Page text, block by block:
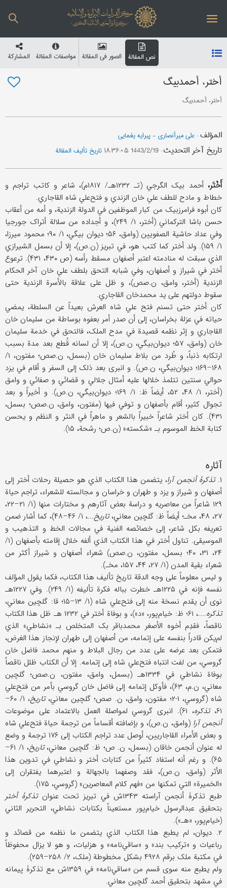
نص المقالة الصور في المقالة مواصفات المقالة المشارکة
أختر، أحمدبیگ
أختر، أحمدبیگ
المؤلف: علي میرأنصاري -پیرایه یغمایی
تاریخ آخر التحدیث: 1443/2/19 ۱۸:۳۶:۰۵ تاریخ تألیف المقالة
أَخْتَر،
أحمد بیک الگرجي (تـ ۱۲۳۲هـ/ ۱۸۱۷م)، شاعر و کاتب تراجم و
خطاط و مادح للطف علي خان الزندي و فتح‌علي شاه القاجاري.
کان أبوه فرامرزبیک من کبار الموظفین في الدولة الزندیة، و أمه من أعقاب
حسن باشا الترکماني (أختر، ۱/ ۲۴۹)، و أجداده من سلالة أتراک جورجیا
وفي عداد حاشیة الصفویین (وامق، ۵۶؛ دیوان بیگي، ۱/ ۹۰؛ محمود میرزا،
۱/ ۱۵۹). ولد أختر کما کتب هو، في تبریز (ن.ص)، إلا أن بسمل الشیرازي
الذي سبقت له منادمته اعتبر أصفهان مسقط رأسه (ص ۴۳۰، ۴۳۱). ترعوع
أختر في شیراز و أصفهان، وفي شبابه التحق بلطف علي خان آخر الحکام
الزندیة (أختر، وامق، ن.صص)، و ظل علی علاقة بالأسرة الزندیة حتی
سقوط دولتهم علی ید محمدخان القاجاري.
کان أختر حتی تسنم فتح علي شاه العرش بعیداً عن السلطة، یمضي
حیاته في عزلة بخراسان، إلی أن صدر أمر بعفوه بوساطة من سلیمان خان
القاجاري و إثر نظمه قصیدة في مدح الملک، فالتحق في خدمة سلیمان
خان (وامق، ۵۷؛ دیوان‌بیگي، ن.ص)، إلا أن لسانه قُطع بعد مدة بسبب
ارتکابه ذنباً، و طُرد من بلاط سلیمان خان (بسمل، ن.صص؛ مفتون، ۱/
۱۶۸–۱۶۹؛ دیوان‌بیگي، ن.ص). و انبری بعد ذلک إلی السفر و أقام في یزد
حوالي سنتین تتلمذ خلالها علیه أمثال جلالي و قضائي و صفائي و وامق
(أختر، ۱/ ۴۸، ۵۲، أیضاً ظ: ۱/ ۱۶۹؛ دیوان‌بیگي، ن.ص). و أخیراً و بعد
تجوال کثیر، أقام بأصفهان و توفي فیها (مفتون، وامق، ن.صص؛ بسمل،
۴۳۱). کان أختر شاعراً خبیراً بالشعر و ماهراً في النثر و النظم و یحسن
کتابة الخط الموسوم بـ «شکسته» (ن.ص؛ رشحة، ۱۵).
آثاره
۱. تذکرۀ أنجمن آرا، یتضمن هذا الکتاب الذي هو حصیلة رحلات أختر إلی
أصفهان و شیراز و یزد و طهران و خراسان و مجالسته للشعراء، تراجم حیاة
۱۲۹ شاعراً من معاصریه و دراسة بعض آثارهم و مختارات منها (۱/ ۲۱–۲۲،
۲۷، ۴۸، مخـ؛ أیضاً ظ: گلچین معاني،
تاریخ
...، ۱/ ۴۶–۴۸)، کما أشار ضمن
تعریفه بکل شاعر، إلی خصائصه الفنیة في مجالات الخط و التذهیب و
الموسیقی. تناول أختر في هذا الکتاب الذي ألفه خلال إقامته بأصفهان (۱/
۲۴، ۳۱، ۴۰؛ بسمل، مفتون، ن.صص) شعراء أصفهان و شیراز أکثر من
شعراء بقیة المدن (۱/ ۲۷، ۴۴، ۱۵۷، مخـ).
و لیس معلوماً علی وجه الدقة تاریخ تألیف هذا الکتاب، فکما یقول المؤلف
نفسه فإنه في ۱۲۲۵هـ خطرت بباله فکرة تألیفه (۱/ ۲۴۹). وفي ۱۲۲۷هـ
نوی أن یقدم نسخة منه إلی فتح‌علي شاه (۱/ ۱۳–۱۵؛ قا: گلچین معاني،
تذکره
....، ۶۱؛ ظ: خیام‌پور، «د»)، و بوفاة أختر في ۱۲۳۲ هـ ظل هذا الکتاب
ناقصاً، فقدِم أخوه الأصغر محمدباقر بک المتخلص بـ «نشاطي» الذي
لم‌یکن قادراً بنفسه علی إتمامه، من أصفهان إلی طهران لإنجاز هذا الغرض،
فتمکن بعد عرضه علی عدد من رجال البلاط و منهم محمد فاضل خان
گروسي، من لفت انتباه فتح‌علي شاه إلی إتمامه. إلا أن الکتاب ظلل ناقصاً
بوفاة نشاطي في ۱۳۳۴هـ (بسمل، وامق، مفتون، ن.صص؛ گلچین
معاني، ن.م، ۶۳)، فأوکل إتمامه إلی فاضل خان گروسي بأمر من فتح‌علي
شاه (گروسي، ۱-۲؛ مفتون، وامق، ن. صص؛ گلچین معاني،
تاریخ
، ۱/ ۶۰–
۶۱، تذکره، ۶۱). انبری گروسي لمواصلة العمل بالاعتماد علی موضوعات
أنجمن آرا(وامق، ن.ص)، و بإضافته أقساماً من ترجمة حیاة فتح‌علي شاه
و بعض الأمراء القاجاریین، أوصل عدد تراجم الکتاب إلی ۱۷۶ ترجمة و وضع
له عنوان أنجمن خاقان (بسمل، ن. ص؛ ظ: گلچین معاني،تاریخ
، ۱/ ۶۱–
۶۵). و رغم أنه استفاد کثیراً من کتابات أختر و نشاطي في تدوین هذا
الأثر (وامق، ن.ص)، فقد وصفهما بالجهالة و اعتبرهما یفتقران إلی
«الخمیرة» التي تمکنها من «فهم کلام المعاصرین» (گروسي، ۱۷۵).
طبع تذکرۀ أنجمن آراسته ۱۳۴۳ش في تبریز تحت عنوان
تذکرۀ أختر
بتحقیق عبدالرسول خیام‌پور مستعیناً بکتابات نشاطي، التحریر الثاني
(خیام‌پور، «هـ»).
۲. دیوان، لم یطبع هذا الکتاب الذي یتضمن ما نظمه من قصائد و
رباعیات و «ترکیب بند» و «ساقي‌نامه» و هزلیات، و هو لا یزال محفوظاً
في مکتبة ملک برقم ۴۹۲۸ بشکل مخطوطة (ملک، ۲/ ۲۵۸–۲۵۹).
ولم یطبع منه سوی قسم من «ساقي‌نامه» في ۱۳۵۹ش مع تذکرۀ پیمانه
في مشهد بتحقیق أحمد گلچین معاني.